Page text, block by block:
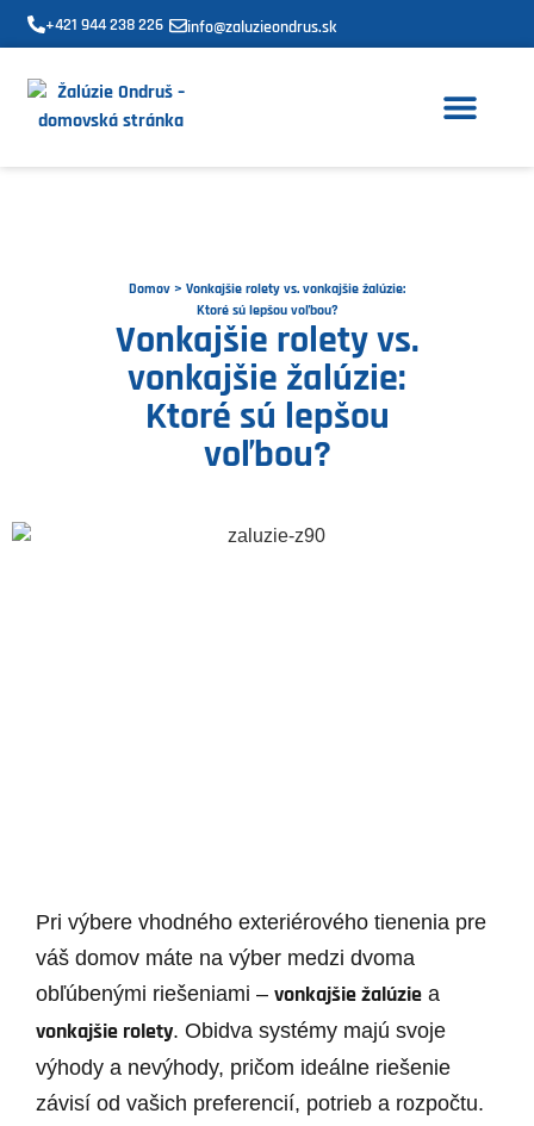
+421 944 238 226 info@zaluzieondrus.sk
Domov > Vonkajšie rolety vs. vonkajšie žalúzie:
Ktoré sú lepšou voľbou?
Vonkajšie rolety vs.
vonkajšie žalúzie:
Ktoré sú lepšou
voľbou?
Pri výbere vhodného exteriérového tienenia pre
váš domov máte na výber medzi dvoma
obľúbenými riešeniami – vonkajšie žalúzie a
vonkajšie rolety. Obidva systémy majú svoje
výhody a nevýhody, pričom ideálne riešenie
závisí od vašich preferencií, potrieb a rozpočtu.